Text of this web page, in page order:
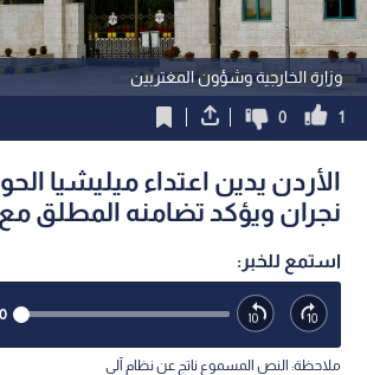
وزارة الخارجية وشؤون المغتربين
1
0
الأردن يدين اعتداء ميليشيا
نجران ويؤكد تضامنه المطلق
استمع للخبر:
ملاحظة: النص المسموع ناتج عن نظام آلي